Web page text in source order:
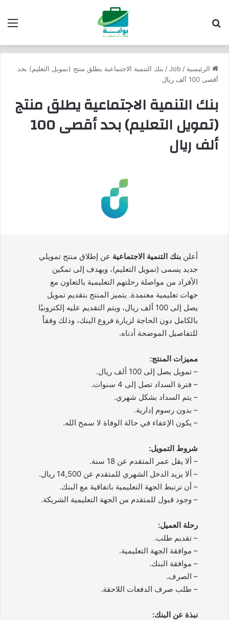
الرئيسية /
Job
/ بنك التنمية الاجتماعية يطلق منتج (تمويل التعليم) بحد
أقصى 100 ألف ريال
بنك التنمية الاجتماعية يطلق منتج
(تمويل التعليم) بحد أقصى 100
ألف ريال
أعلن بنك التنمية الاجتماعية عن إطلاق منتج تمويلي
جديد يسمى (تمويل التعليم)، ويهدف إلى تمكين
الأفراد من مواصلة رحلتهم التعليمية بالتعاون مع
جهات تعليمية معتمدة. يتميز المنتج بتقديم تمويل
يصل إلى 100 ألف ريال، ويتم التقديم عليه إلكترونيًا
بالكامل دون الحاجة لزيارة فروع البنك، وذلك وفقاً
للتفاصيل الموضحة أدناه.
مميزات المنتج:
– تمويل يصل إلى 100 ألف ريال.
– فترة السداد تصل إلى 4 سنوات.
– يتم السداد بشكل شهري.
– بدون رسوم إدارية.
– يكون الإعفاء في حالة الوفاة لا سمح الله.
شروط التمويل:
– ألا يقل عمر المتقدم عن 18 سنة.
– ألا يزيد الدخل الشهري للمتقدم عن 14,500 ريال.
– أن ترتبط الجهة التعليمية باتفاقية مع البنك.
– وجود قبول للمتقدم من الجهة التعليمية الشريكة.
رحلة العميل:
– تقديم طلب.
– موافقة الجهة التعليمية.
– موافقة البنك.
– الصرف.
– طلب صرف الدفعات اللاحقة.
نبذة عن البنك: